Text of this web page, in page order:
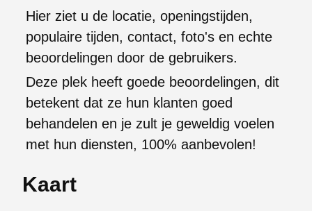
Hier ziet u de locatie, openingstijden,
populaire tijden, contact, foto's en echte
beoordelingen door de gebruikers.
Deze plek heeft goede beoordelingen, dit
betekent dat ze hun klanten goed
behandelen en je zult je geweldig voelen
met hun diensten, 100% aanbevolen!
Kaart